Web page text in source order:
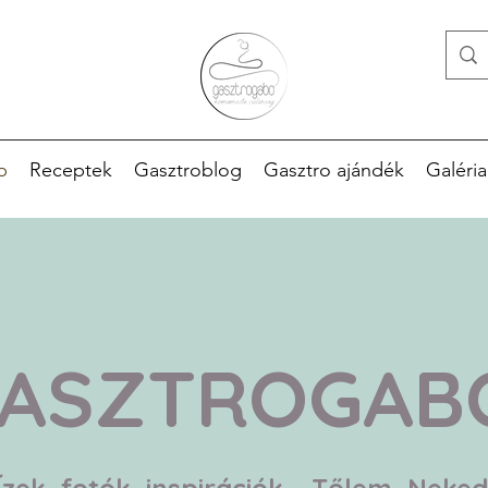
Receptek Gasztroblog Gasztro ajándék Galéria